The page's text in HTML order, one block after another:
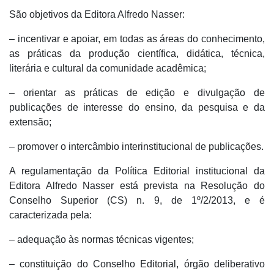
São objetivos da Editora Alfredo Nasser:
– incentivar e apoiar, em todas as áreas do conhecimento,
as práticas da produção científica, didática, técnica,
literária e cultural da comunidade acadêmica;
– orientar as práticas de edição e divulgação de
publicações de interesse do ensino, da pesquisa e da
extensão;
– promover o intercâmbio interinstitucional de publicações.
A regulamentação da Política Editorial institucional da
Editora Alfredo Nasser está prevista na Resolução do
Conselho Superior (CS) n. 9, de 1º/2/2013, e é
caracterizada pela:
– adequação às normas técnicas vigentes;
– constituição do Conselho Editorial, órgão deliberativo